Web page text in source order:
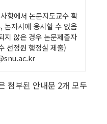
항에서 논문지도교수 확
자시에 응시할 수 없음
지 않은 경우 논문제출자
선정원 행정실 제출)
첨부된 안내문 2개 모두